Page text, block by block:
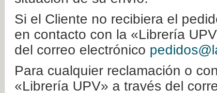
Si el Cliente no recibiera el
en contacto con la «Librería
del correo electrónico
Para cualquier reclamación o
«Librería UPV» a través del